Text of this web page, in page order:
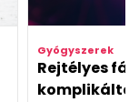
Gyógyszerek
Rejtélyes